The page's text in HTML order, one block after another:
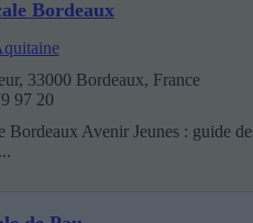
Bordeaux
33000 Bordeaux, France
97 20
Bordeaux Avenir Jeunes : guide